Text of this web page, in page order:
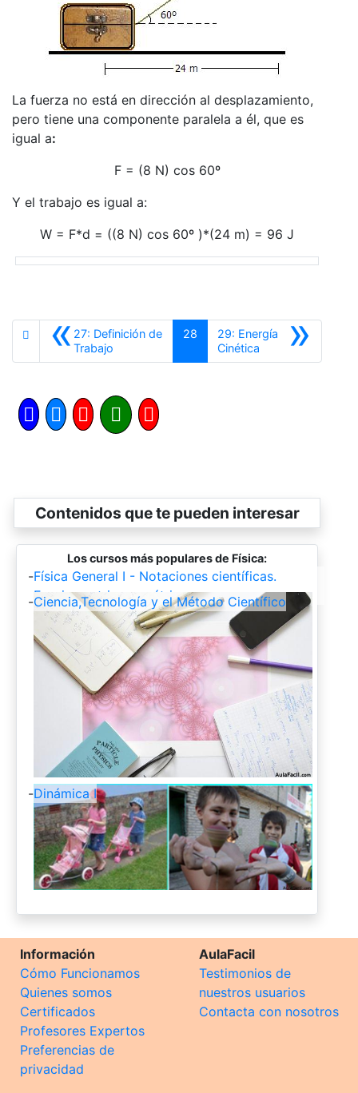
La fuerza no está en dirección al desplazamiento,
pero tiene una componente paralela a él, que es
igual a:
F = (8 N) cos 60º
Y el trabajo es igual a:
W = F*d = ((8 N) cos 60º )*(24 m) = 96 J
«27: Definición de
Trabajo
28 »
29: Energía
Cinética Siguiente
Contenidos que te pueden interesar
Los cursos más populares de Física:
-Física General I - Notaciones científicas.
Funciones trigonométricas
-Ciencia,Tecnología y el Método Científico
-Dinámica I
Información
Cómo Funcionamos
Quienes somos
Certificados
Profesores Expertos
Preferencias de
privacidad
AulaFacil
Testimonios de
nuestros usuarios
Contacta con nosotros